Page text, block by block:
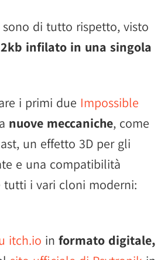
di tutto rispetto, visto
infilato in una singola
i primi due Impossible
nuove meccaniche, come
un effetto 3D per gli
e una compatibilità
i vari cloni moderni:
itch.io in formato digitale,